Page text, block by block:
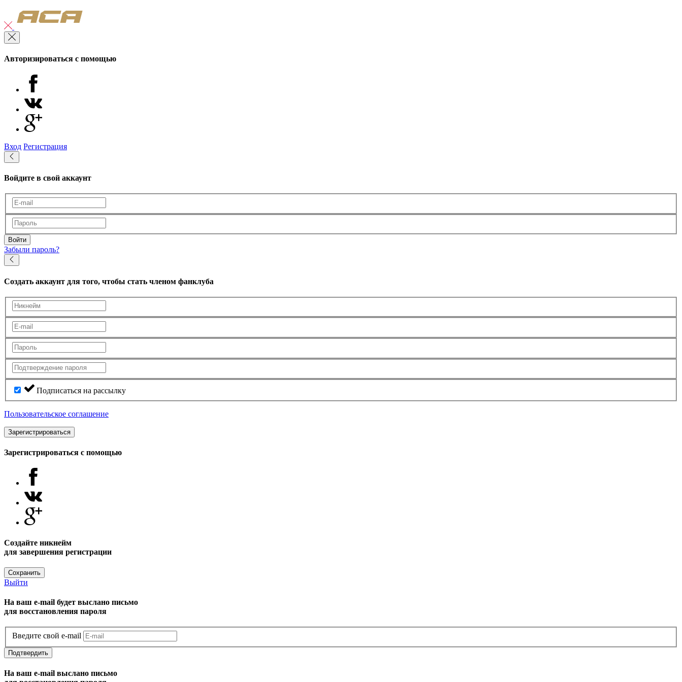
Авторизироваться с помощью
Вход Регистрация
Войдите в свой аккаунт
Войти
Забыли пароль?
Создать аккаунт для того, чтобы стать членом фанклуба
Подписаться на рассылку
Пользовательское соглашение
Зарегистрироваться
Зарегистрироваться с помощью
Создайте никнейм
для завершения регистрации
Сохранить
Выйти
На ваш e-mail будет выслано письмо
для восстановления пароля
Введите свой e-mail
Подтвердить
На ваш e-mail выслано письмо